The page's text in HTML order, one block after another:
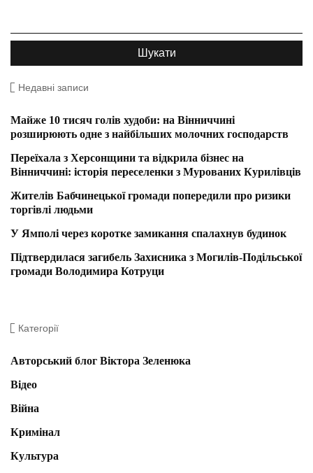
Недавні записи
Майже 10 тисяч голів худоби: на Вінниччині
розширюють одне з найбільших молочних господарств
Переїхала з Херсонщини та відкрила бізнес на
Вінниччині: історія переселенки з Мурованих Курилівців
Жителів Бабчинецької громади попередили про ризики
торгівлі людьми
У Ямполі через коротке замикання спалахнув будинок
Підтвердилася загибель Захисника з Могилів-Подільської
громади Володимира Котруци
Категорії
Авторський блог Віктора Зеленюка
Відео
Війна
Кримінал
Культура